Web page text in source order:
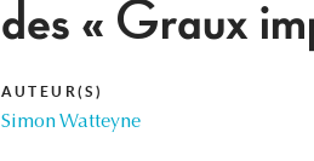
des « Graux
AUTEUR(S)
Simon Watteyne